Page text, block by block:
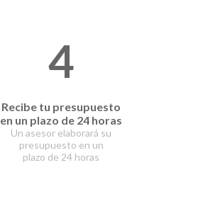
4
Recibe tu presupuesto
en un plazo de 24 horas
Un asesor elaborará su
presupuesto en un
plazo de 24 horas